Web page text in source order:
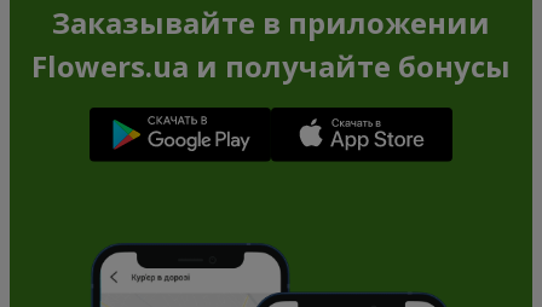
Заказывайте в приложении
Flowers.ua и получайте бонусы